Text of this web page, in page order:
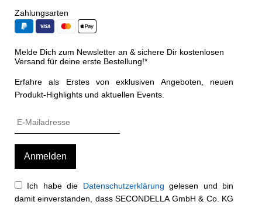
Zahlungsarten
Melde Dich zum Newsletter an & sichere Dir kostenlosen
Versand für deine erste Bestellung!*
Erfahre als Erstes von exklusiven Angeboten, neuen
Produkt-Highlights und aktuellen Events.
Ich habe die Datenschutzerklärung gelesen und bin
damit einverstanden, dass SECONDELLA GmbH & Co. KG